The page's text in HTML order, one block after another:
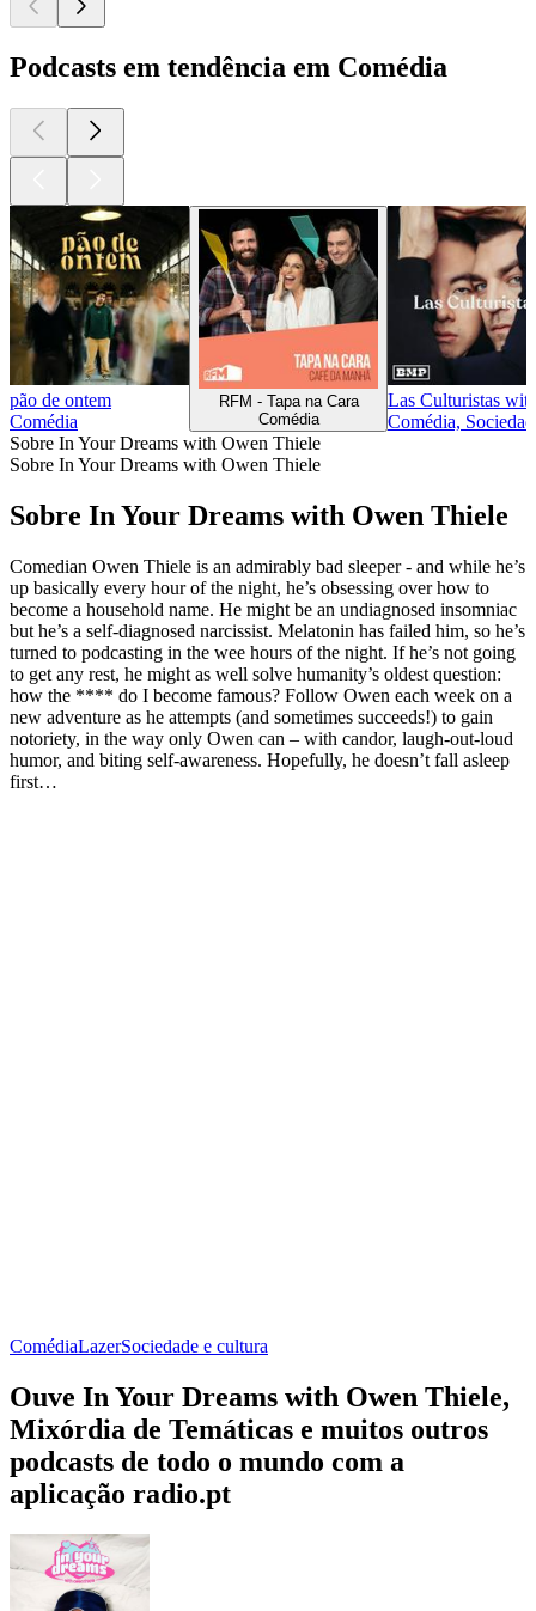
Podcasts em tendência em Comédia
pão de ontem
Comédia
RFM - Tapa na Cara
Comédia
Las Culturistas
Comédia,
Sobre In Your Dreams with Owen Thiele
Sobre In Your Dreams with Owen Thiele
Sobre In Your Dreams with Owen Thiele
Comedian Owen Thiele is an admirably bad sleeper - and while he’s
up basically every hour of the night, he’s obsessing over how to
become a household name. He might be an undiagnosed insomniac
but he’s a self-diagnosed narcissist. Melatonin has failed him, so he’s
turned to podcasting in the wee hours of the night. If he’s not going
to get any rest, he might as well solve humanity’s oldest question:
how the **** do I become famous? Follow Owen each week on a
new adventure as he attempts (and sometimes succeeds!) to gain
notoriety, in the way only Owen can – with candor, laugh-out-loud
humor, and biting self-awareness. Hopefully, he doesn’t fall asleep
first…
ComédiaLazerSociedade e cultura
Ouve In Your Dreams with Owen Thiele,
Mixórdia de Temáticas e muitos outros
podcasts de todo o mundo com a
aplicação radio.pt